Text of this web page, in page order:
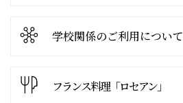
学校関係のご利用について
フランス料理「ロセアン」